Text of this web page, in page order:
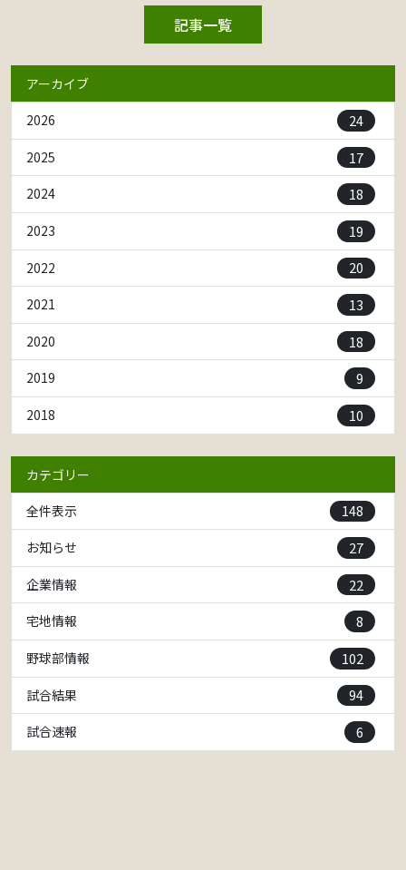
記事一覧
アーカイブ
2026
24
2025 17
2024 18
2023 19
2022 20
2021 13
2020 18
2019 9
2018 10
カテゴリー
全件表示
148
お知らせ 27
企業情報 22
宅地情報 8
野球部情報 102
試合結果 94
試合速報 6